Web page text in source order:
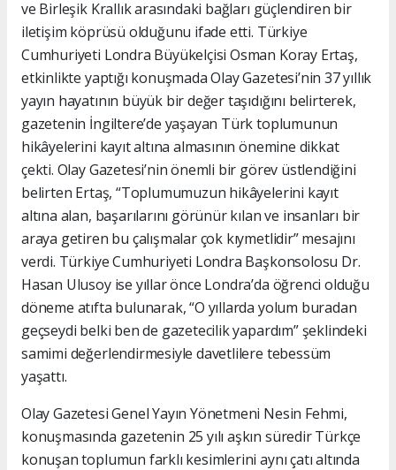
ve Birleşik Krallık arasındaki bağları güçlendiren bir
iletişim köprüsü olduğunu ifade etti. Türkiye
Cumhuriyeti Londra Büyükelçisi Osman Koray Ertaş,
etkinlikte yaptığı konuşmada Olay Gazetesi’nin 37 yıllık
yayın hayatının büyük bir değer taşıdığını belirterek,
gazetenin İngiltere’de yaşayan Türk toplumunun
hikâyelerini kayıt altına almasının önemine dikkat
çekti. Olay Gazetesi’nin önemli bir görev üstlendiğini
belirten Ertaş, “Toplumumuzun hikâyelerini kayıt
altına alan, başarılarını görünür kılan ve insanları bir
araya getiren bu çalışmalar çok kıymetlidir” mesajını
verdi. Türkiye Cumhuriyeti Londra Başkonsolosu Dr.
Hasan Ulusoy ise yıllar önce Londra’da öğrenci olduğu
döneme atıfta bulunarak, “O yıllarda yolum buradan
geçseydi belki ben de gazetecilik yapardım” şeklindeki
samimi değerlendirmesiyle davetlilere tebessüm
yaşattı.
Olay Gazetesi Genel Yayın Yönetmeni Nesin Fehmi,
konuşmasında gazetenin 25 yılı aşkın süredir Türkçe
konuşan toplumun farklı kesimlerini aynı çatı altında